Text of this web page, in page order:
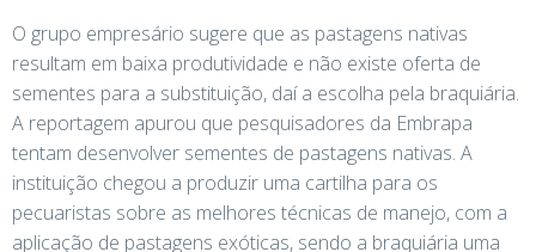
O grupo empresário sugere que as pastagens nativas
resultam em baixa produtividade e não existe oferta de
sementes para a substituição, daí a escolha pela braquiária.
A reportagem apurou que pesquisadores da Embrapa
tentam desenvolver sementes de pastagens nativas. A
instituição chegou a produzir uma cartilha para os
pecuaristas sobre as melhores técnicas de manejo, com a
aplicação de pastagens exóticas, sendo a braquiária uma